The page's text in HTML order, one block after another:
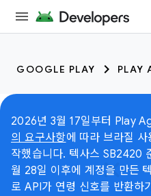
GOOGLE PLAY PLAY
2026년 3월 17일부터 Play
의 요구사항에 따라 브라질
작했습니다. 텍사스 SB2420
월 28일 이후에 계정을 만든
로 API가 연령 신호를 반환하